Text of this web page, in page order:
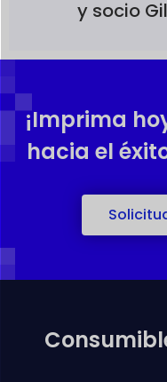
y socio
¡Imprima
hacia el